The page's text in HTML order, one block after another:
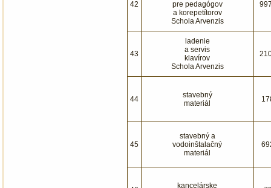
42
pre pedagógov
a korepetítorov
Schola Arvenzis
43
ladenie
a servis
klavírov
Schola Arvenzis
44
stavebný
materiál
45
stavebný a
vodoinštalačný
materiál
kancelárske